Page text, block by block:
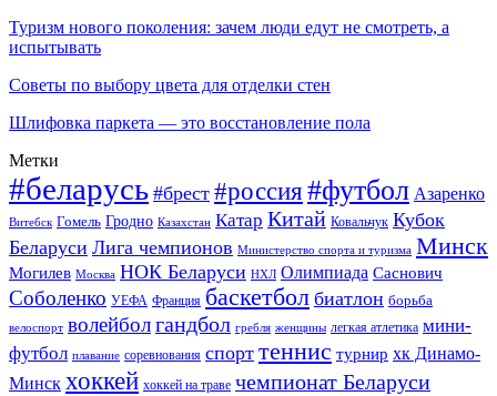
Туризм нового поколения: зачем люди едут не смотреть, а
испытывать
Советы по выбору цвета для отделки стен
Шлифовка паркета — это восстановление пола
Метки
#беларусь #брест #россия#футбол Азаренко
Витебск Гомель Гродно Казахстан Катар Китай Ковальчук Кубок
Беларуси Лига чемпионов Министерство спорта и туризма Минск
Могилев Москва НОК Беларуси НХЛ Олимпиада Саснович
Соболенко УЕФА Франция баскетбол биатлон борьба
велоспорт волейболгандбол гребля женщины легкая атлетика мини-
футбол плавание соревнования спорт теннис турнир хк Динамо-
Минск хоккей хоккей на траве чемпионат Беларуси